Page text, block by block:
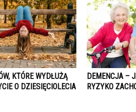
KTÓRE WYDŁUŻĄ
O DZIESIĘCIOLECIA
DEMENCJA –
RYZYKO